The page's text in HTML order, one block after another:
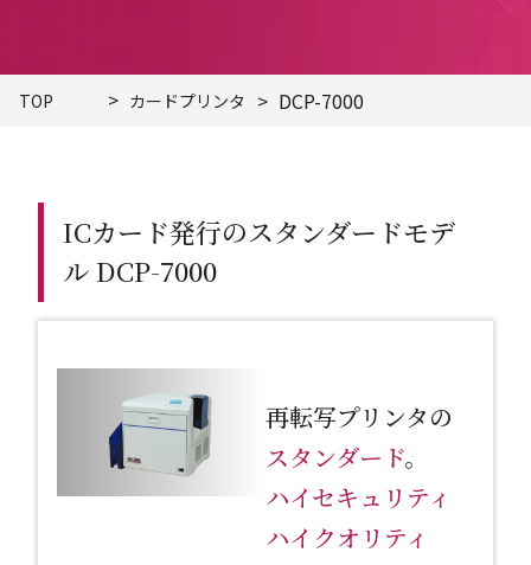
TOP カードプリンタ DCP-7000
ICカード発行のスタンダードモデ
ル DCP-7000
再転写プリンタの
スタンダード。
ハイセキュリティ
ハイクオリティ